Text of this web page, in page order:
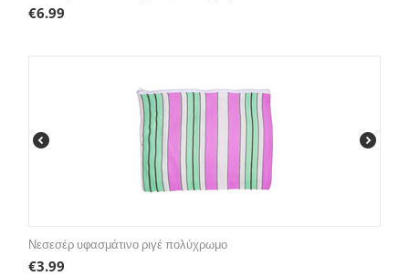
€6.99
Νεσεσέρ υφασμάτινο ριγέ πολύχρωμο
€3.99